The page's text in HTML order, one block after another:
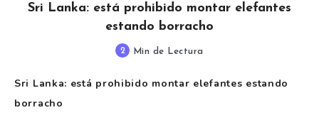
Sri Lanka: está prohibido montar elefantes
estando borracho
2 Min de Lectura
Sri Lanka: está prohibido montar elefantes estando
borracho